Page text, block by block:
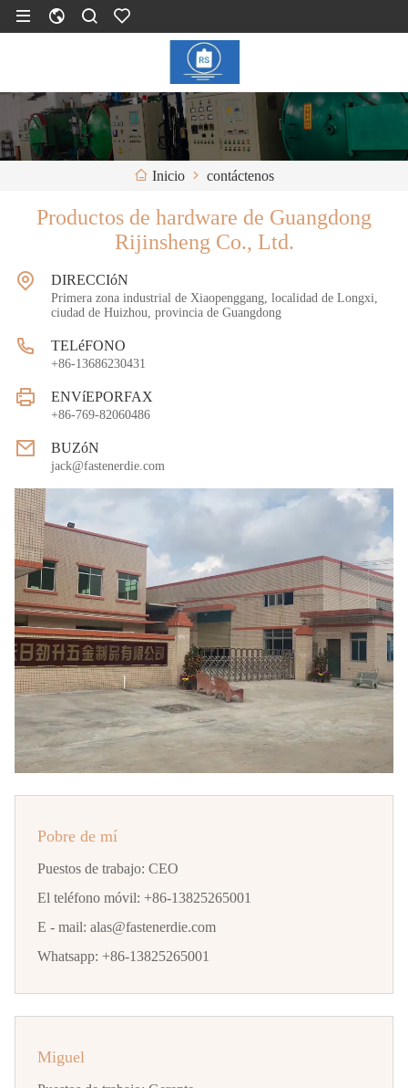
Inicio contáctenos
Productos de hardware de Guangdong
Rijinsheng Co., Ltd.
DIRECCIóN
Primera zona industrial de Xiaopenggang, localidad de Longxi,
ciudad de Huizhou, provincia de Guangdong
TELéFONO
+86-13686230431
ENVíEPORFAX
+86-769-82060486
BUZóN
jack@fastenerdie.com
Pobre de mí
Puestos de trabajo: CEO
El teléfono móvil: +86-13825265001
E - mail: alas@fastenerdie.com
Whatsapp: +86-13825265001
Miguel